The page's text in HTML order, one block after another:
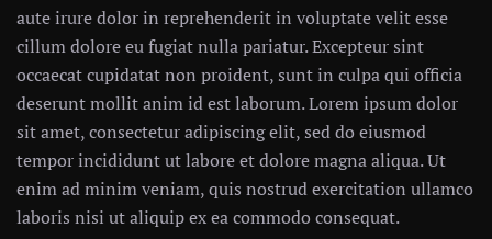
aute irure dolor in reprehenderit in voluptate velit esse
cillum dolore eu fugiat nulla pariatur. Excepteur sint
occaecat cupidatat non proident, sunt in culpa qui officia
deserunt mollit anim id est laborum. Lorem ipsum dolor
sit amet, consectetur adipiscing elit, sed do eiusmod
tempor incididunt ut labore et dolore magna aliqua. Ut
enim ad minim veniam, quis nostrud exercitation ullamco
laboris nisi ut aliquip ex ea commodo consequat.